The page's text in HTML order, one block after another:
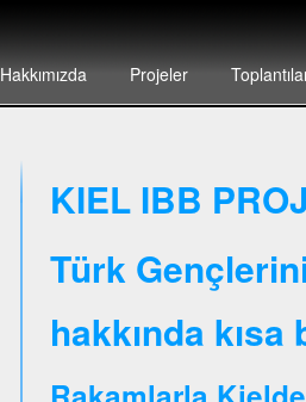
Hakkımızda Projeler
KIEL IBB
Türk
hakkında